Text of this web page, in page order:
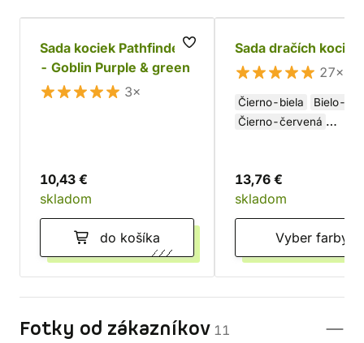
Sada kociek Pathfinder
- Goblin Purple & green
3×
10,43 €
skladom
do košíka
Sada dračích kociek
27×
Čierno-biela
Bielo-
Čierno-červená
13,76 €
skladom
Vyber farby
Fotky od zákazníkov 11